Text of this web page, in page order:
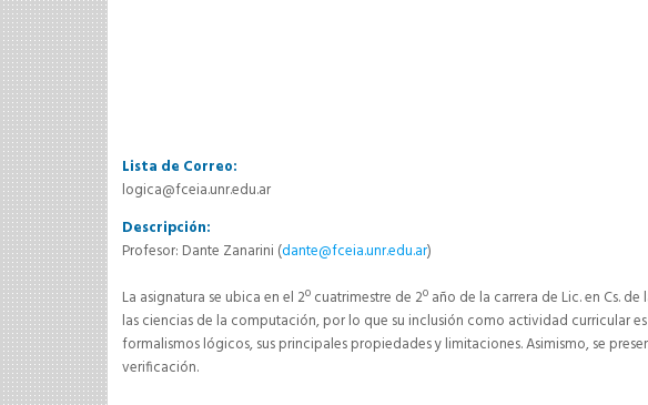
Lista de Correo:
logica@fceia.unr.edu.ar
Descripción:
Profesor: Dante Zanarini (dante@fceia.unr.edu.ar)
La asignatura se ubica en el 2º cuatrimestre de 2º año de la carrera de Lic. en Cs.
las ciencias de la computación, por lo que su inclusión como actividad curricular
formalismos lógicos, sus principales propiedades y limitaciones. Asimismo, se
verificación.